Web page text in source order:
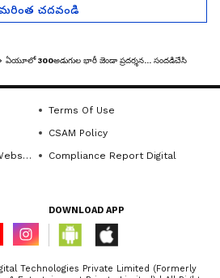
చదవండి
Terms Of Use
CSAM Policy
Compliance Report Digital
DOWNLOAD APP
Technologies Private Limited (Formerly